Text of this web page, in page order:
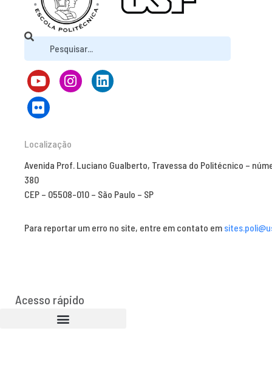
Localização
Avenida Prof. Luciano Gualberto, Travessa do Politécnico –
380
CEP – 05508-010 – São Paulo – SP
Para reportar um erro no site, entre em contato em
Acesso rápido